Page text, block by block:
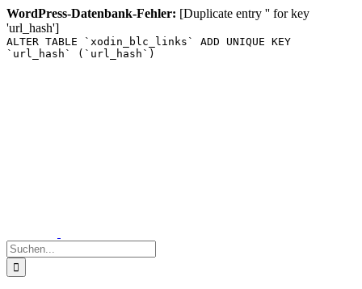
WordPress-Datenbank-Fehler: [Duplicate entry '' for key
'url_hash']
ALTER TABLE `xodin_blc_links` ADD UNIQUE KEY
`url_hash` (`url_hash`)
Suche
nach: